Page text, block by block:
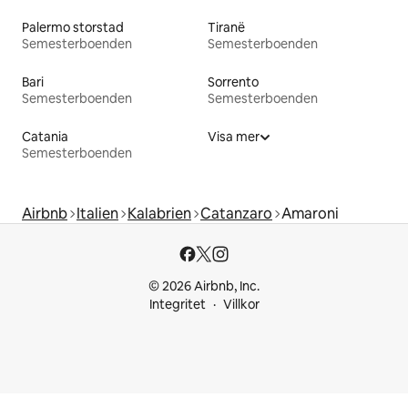
Palermo storstad
Semesterboenden
Tiranë
Semesterboenden
Bari
Semesterboenden
Sorrento
Semesterboenden
Catania
Semesterboenden
Visa mer
Airbnb Italien Kalabrien Catanzaro Amaroni
© 2026 Airbnb, Inc.
Integritet
Villkor